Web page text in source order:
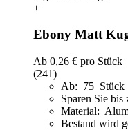
+
Ebony Matt
Ab 0,26 € pro Stück
(241)
Ab: 75 Stück
Sparen Sie
Material:
Bestand wird